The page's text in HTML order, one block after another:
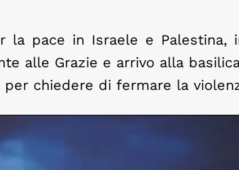
la pace in Israele e Palestina,
alle Grazie e arrivo alla
chiedere di fermare la